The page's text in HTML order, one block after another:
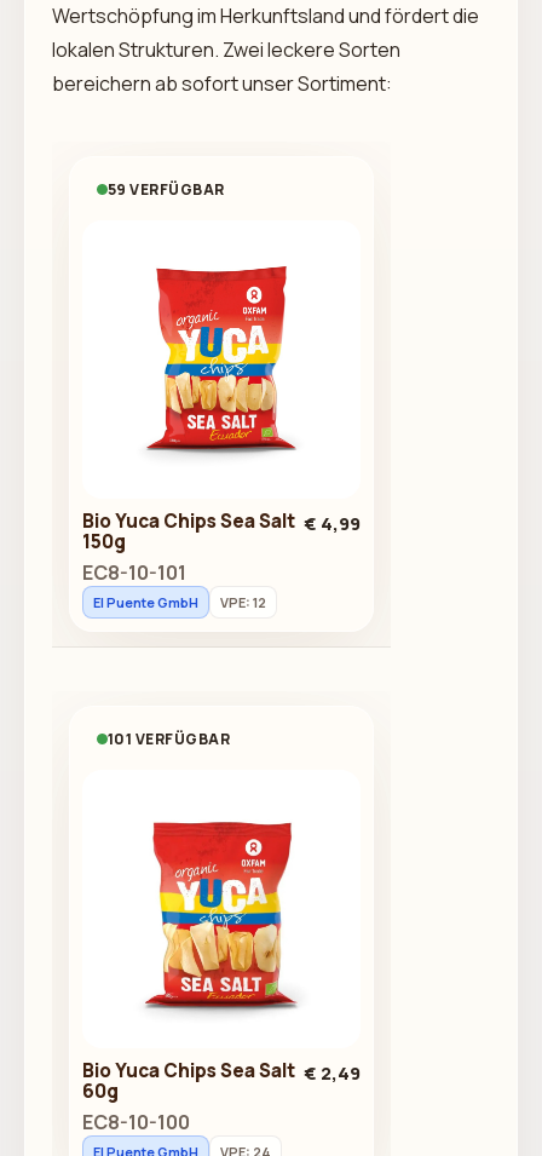
Wertschöpfung im Herkunftsland und fördert die
lokalen Strukturen. Zwei leckere Sorten
bereichern ab sofort unser Sortiment:
59 VERFÜGBAR
Bio Yuca Chips Sea Salt
150g
EC8-10-101
€ 4,99
El Puente GmbH VPE: 12
101 VERFÜGBAR
Bio Yuca Chips Sea Salt
60g
EC8-10-100
€ 2,49
El Puente GmbH VPE: 24